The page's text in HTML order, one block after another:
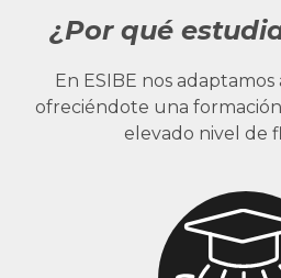
¿Por qué
En ESIBE nos
ofreciéndote una
elevado nivel de